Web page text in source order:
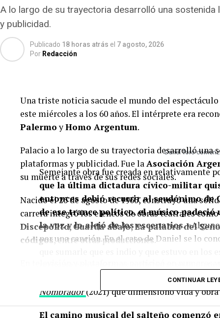
Danel Toro
Semejante obra fue creada en relativamente
que la última dictadura cívico-militar
entonces debió recurrir al seudónimo de
de ese trance político, el músico
la voz y lo alejó de los escenarios.
por una canción. En el caso de Daniel se lo
viento en contra, no?», dijo la
Nombrador (2021) que dimensionó vida y
El camino musical del salteño comenzó
A lo largo de su trayectoria desarrolló una
y publicidad.
Publicado 18 horas atrás el 7 agosto, 2026
Por Redacción
Una triste noticia sacude el mundo del
este miércoles a los 60 años. El intérprete era
PalermoyHomo Argentum.
Palacio a lo largo de su trayectoria desarrolló una
plataformas y publicidad. Fue laAsociación
su muerte a través de sus redes sociales.
Nacido el 25 de agosto de 1965, construyó una
carrera integró los elencos de obras teatrales como
Discepolito,Guarda abajo,La palabra del
códigos, entre otras producciones.
trabajos más destacados se encuentranDivisión
Palermo,Cromañón,Nada,Monzón,Atrapa a
lobista,Privier,Jardín de bronce,Cartoneros,
CONTINUAR